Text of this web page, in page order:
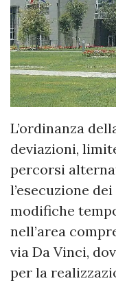
L’ordinanza
deviazioni,
percorsi
l’esecuzione
modifiche
nell’area
via Da Vinci,
per la